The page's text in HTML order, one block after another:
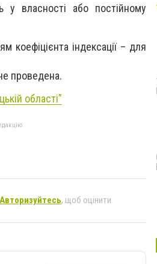
у власності або постійному
коефіцієнта індексації – для
проведена.
області"
Авторизуйтесь, щоб оцінити